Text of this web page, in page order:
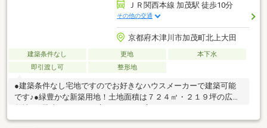
ＪＲ関西本線 加茂駅 徒歩10分
その他の交通
京都府木津川市加茂町北上大田
建築条件なし 更地
本下水
即引渡し可
整形地
●建築条件なし宅地ですのでお好きなハウスメーカーで建築可能
です♪●緑豊かな新築用地！土地面積は７２４㎡・２１９坪の広々
土地の広い物件ですので平屋住宅の建築にも適しています。●駅